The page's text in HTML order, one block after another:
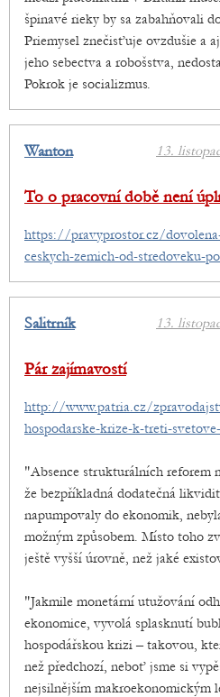
špinavé rieky by sa zabahňovali
Priemysel znečisťuje ovzdušie a
jeho sebectva a robošstva,
Pokrok je socializmus.
13.
Wanton
To o pracovní době není
https://pravyprostor.cz/
ceskych-zemich-od-stredoveku-
13.
Salitrník
Pár zajímavostí
http://www.patria.cz/
hospodarske-krize-k-treti-
"Absence strukturálních reforem
že bezpříkladná dodatečná
napumpovaly do ekonomik,
možným způsobem. Místo toho
ještě vyšší úrovně, než jaké
"Jakmile monetární utužování
ekonomice, vyvolá splasknutí
hospodářskou krizi – takovou,
než předchozí, neboť jsme si
nejsilnějším makroekonomickým